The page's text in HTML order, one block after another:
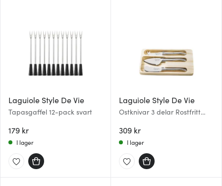
Laguiole Style De Vie
Tapasgaffel 12-pack svart
179 kr
I lager
Laguiole Style De Vie
Ostknivar 3 delar Rostfritt
309 kr
I lager